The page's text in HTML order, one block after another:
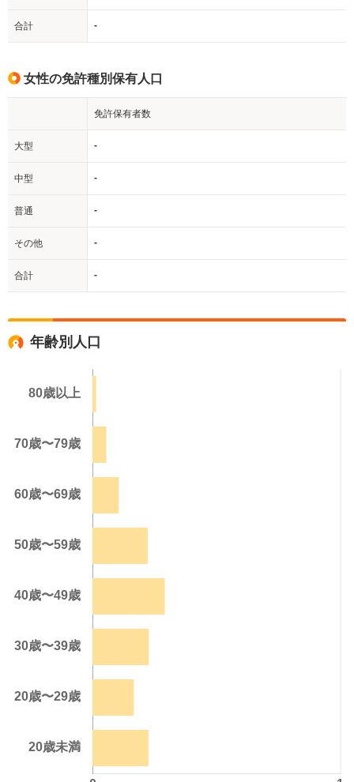
合計 -
女性の免許種別保有人口
免許保有者数
大型 -
中型 -
普通 -
その他 -
合計 -
年齢別人口